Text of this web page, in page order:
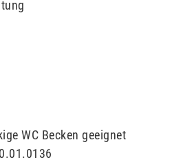
WC Becken geeignet